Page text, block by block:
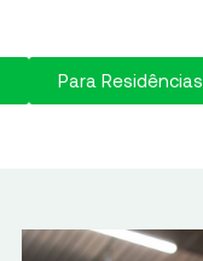
Para Residências